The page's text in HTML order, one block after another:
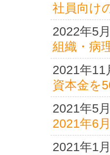
社員向け
2022年5
組織・病
2021年11
資本金を
2021年5
2021年6
2021年1